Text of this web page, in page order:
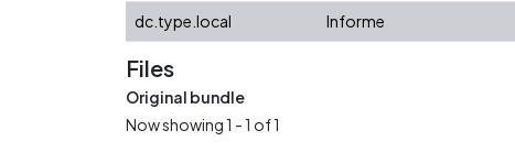
dc.type.local
Informe
Files
Original bundle
Now showing1 - 1 of 1